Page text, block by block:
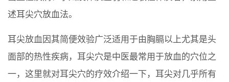
述耳尖穴放血法。
耳尖放血因其简便效验广泛适用于由胸膈以上尤其是头
面部的热性疾病，耳尖穴是中医最常用于放血的穴位之
一，这里就对耳尖穴的疗效介绍一下，耳尖对几乎所有